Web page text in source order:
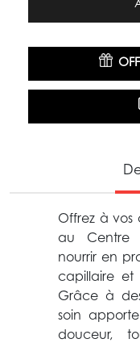
Offrez à vos
au Centre
nourrir en
capillaire et
Grâce à
soin
douceur,